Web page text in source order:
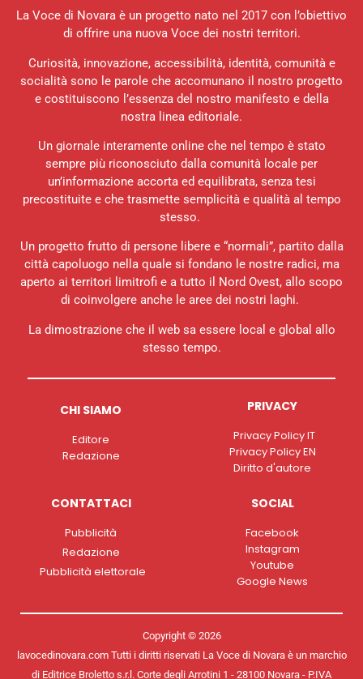
La Voce di Novara è un progetto nato nel 2017 con l’obiettivo
di offrire una nuova Voce dei nostri territori.
Curiosità, innovazione, accessibilità, identità, comunità e
socialità sono le parole che accomunano il nostro progetto
e costituiscono l’essenza del nostro manifesto e della
nostra linea editoriale.
Un giornale interamente online che nel tempo è stato
sempre più riconosciuto dalla comunità locale per
un’informazione accorta ed equilibrata, senza tesi
precostituite e che trasmette semplicità e qualità al tempo
stesso.
Un progetto frutto di persone libere e “normali”, partito dalla
città capoluogo nella quale si fondano le nostre radici, ma
aperto ai territori limitrofi e a tutto il Nord Ovest, allo scopo
di coinvolgere anche le aree dei nostri laghi.
La dimostrazione che il web sa essere local e global allo
stesso tempo.
CHI SIAMO
Editore
Redazione
PRIVACY
Privacy Policy IT
Privacy Policy EN
Diritto d'autore
CONTATTACI
Pubblicità
Redazione
Pubblicità elettorale
SOCIAL
Facebook
Instagram
Youtube
Google News
Copyright © 2026
lavocedinovara.com Tutti i diritti riservati La Voce di Novara è un marchio
di Editrice Broletto s.r.l. Corte degli Arrotini 1 - 28100 Novara - P.IVA